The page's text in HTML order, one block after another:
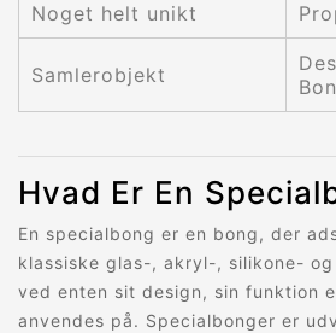
Noget helt unikt
Samlerobjekt
Hvad Er En
En specialbong er en bong, der
klassiske glas-, akryl-, silikone-
ved enten sit design, sin funktion
anvendes på. Specialbonger er